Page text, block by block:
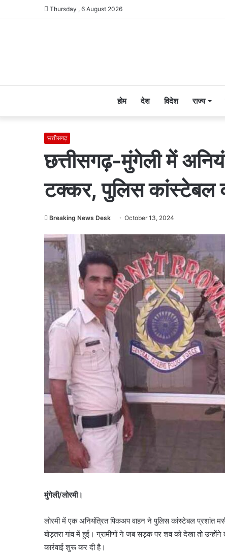
Thursday , 6 August 2026
होम देश विदेश राज्य
छत्तीसगढ़
छत्तीसगढ़-मुंगेली में
टक्कर, पुलिस कांस्टेबल
Breaking News Desk October 13, 2024
मुंगेली/लोरमी।
लोरमी में एक अनियंत्रित पिकअप वाहन ने पुलिस कांस्टेबल प्रशांत
बोड़तरा गांव में हुई। ग्रामीणों ने जब सड़क पर शव को देखा तो
कार्रवाई शुरू कर दी है।